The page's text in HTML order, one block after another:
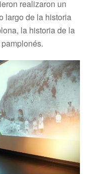
realizaron un
largo de la historia
la historia de la